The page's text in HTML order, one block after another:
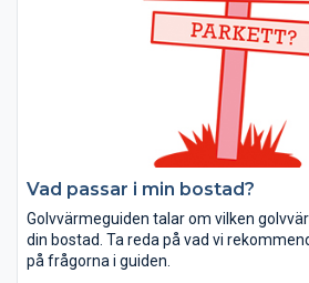
Vad passar i min bostad?
Golvvärmeguiden talar om vilken
din bostad. Ta reda på vad vi
på frågorna i guiden.